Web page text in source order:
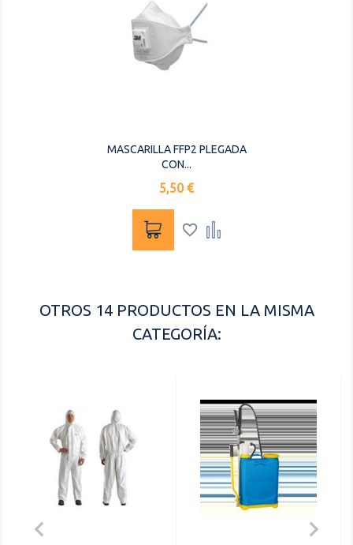
MASCARILLA FFP2 PLEGADA
CON...
Precio
5,50 €
 
OTROS 14 PRODUCTOS EN LA MISMA
CATEGORÍA:
 